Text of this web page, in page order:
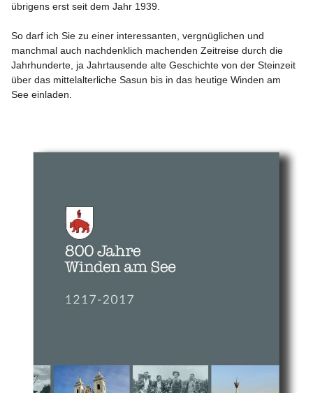
übrigens erst seit dem Jahr 1939.
So darf ich Sie zu einer interessanten, vergnüglichen und
manchmal auch nachdenklich machenden Zeitreise durch die
Jahrhunderte, ja Jahrtausende alte Geschichte von der Steinzeit
über das mittelalterliche Sasun bis in das heutige Winden am
See einladen.